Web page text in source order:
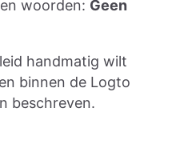
woorden: Geen
handmatig wilt
binnen de Logto
beschreven.